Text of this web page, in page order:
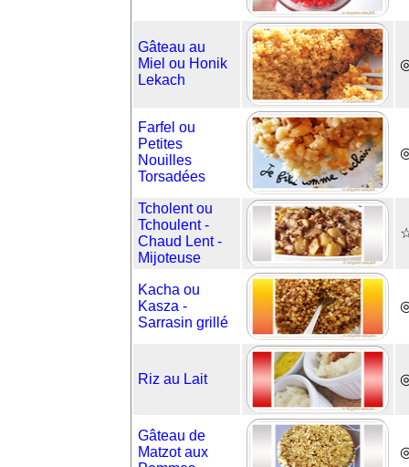
Gâteau au
Miel ou Honik
Lekach
Farfel ou
Petites
Nouilles
Torsadées
Tcholent ou
Tchoulent -
Chaud Lent -
Mijoteuse
Kacha ou
Kasza -
Sarrasin grillé
Riz au Lait
Gâteau de
Matzot aux